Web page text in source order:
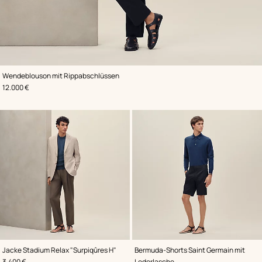
Wendeblouson mit Rippabschlüssen
,Farbe:
Braun
,Preis
12.000 €
Jacke Stadium Relax "Surpiqûres H"
,Farbe:
Beige/Natur
Bermuda-Shorts Saint Germain mit
,Farbe:
Blau